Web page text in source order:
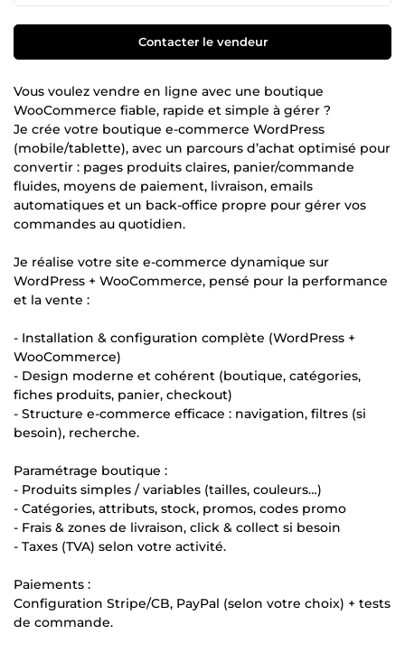
Contacter le vendeur
Vous voulez vendre en ligne avec une boutique
WooCommerce fiable, rapide et simple à gérer ?
Je crée votre boutique e-commerce WordPress
(mobile/tablette), avec un parcours d’achat optimisé pour
convertir : pages produits claires, panier/commande
fluides, moyens de paiement, livraison, emails
automatiques et un back-office propre pour gérer vos
commandes au quotidien.
Je réalise votre site e-commerce dynamique sur
WordPress + WooCommerce, pensé pour la performance
et la vente :
- Installation & configuration complète (WordPress +
WooCommerce)
- Design moderne et cohérent (boutique, catégories,
fiches produits, panier, checkout)
- Structure e-commerce efficace : navigation, filtres (si
besoin), recherche.
Paramétrage boutique :
- Produits simples / variables (tailles, couleurs…)
- Catégories, attributs, stock, promos, codes promo
- Frais & zones de livraison, click & collect si besoin
- Taxes (TVA) selon votre activité.
Paiements :
Configuration Stripe/CB, PayPal (selon votre choix) + tests
de commande.